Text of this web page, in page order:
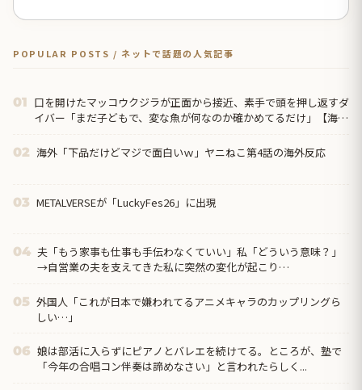
POPULAR POSTS / ネットで話題の人気記事
01 口を開けたマッコウクジラが正面から接近、素手で頭を押し返すダ
イバー「まだ子どもで、変な魚が何なのか確かめてるだけ」【海外
02 海外「下品だけどマジで面白いｗ」ヤニねこ第4話の海外反応
03 METALVERSEが「LuckyFes26」に出現
04 夫「もう家事も仕事も手伝わなくていい」私「どういう意味？」
→自営業の夫を支えてきた私に突然の変化が起こり…
05 外国人「これが日本で嫌われてるアニメキャラのカップリングら
しい…」
06 娘は部活に入らずにピアノとバレエを続けてる。ところが、塾で
「今年の合唱コン伴奏は諦めなさい」と言われたらしく...